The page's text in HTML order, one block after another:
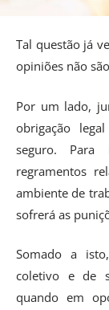
Tal questão já
opiniões não
Por um lado,
obrigação
seguro.
regramentos
ambiente de
sofrerá as
Somado a
coletivo e de
quando em